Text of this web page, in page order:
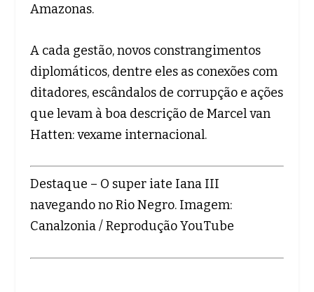
Amazonas.
A cada gestão, novos constrangimentos
diplomáticos, dentre eles as conexões com
ditadores, escândalos de corrupção e ações
que levam à boa descrição de Marcel van
Hatten: vexame internacional.
Destaque – O super iate Iana III
navegando no Rio Negro. Imagem:
Canalzonia / Reprodução YouTube